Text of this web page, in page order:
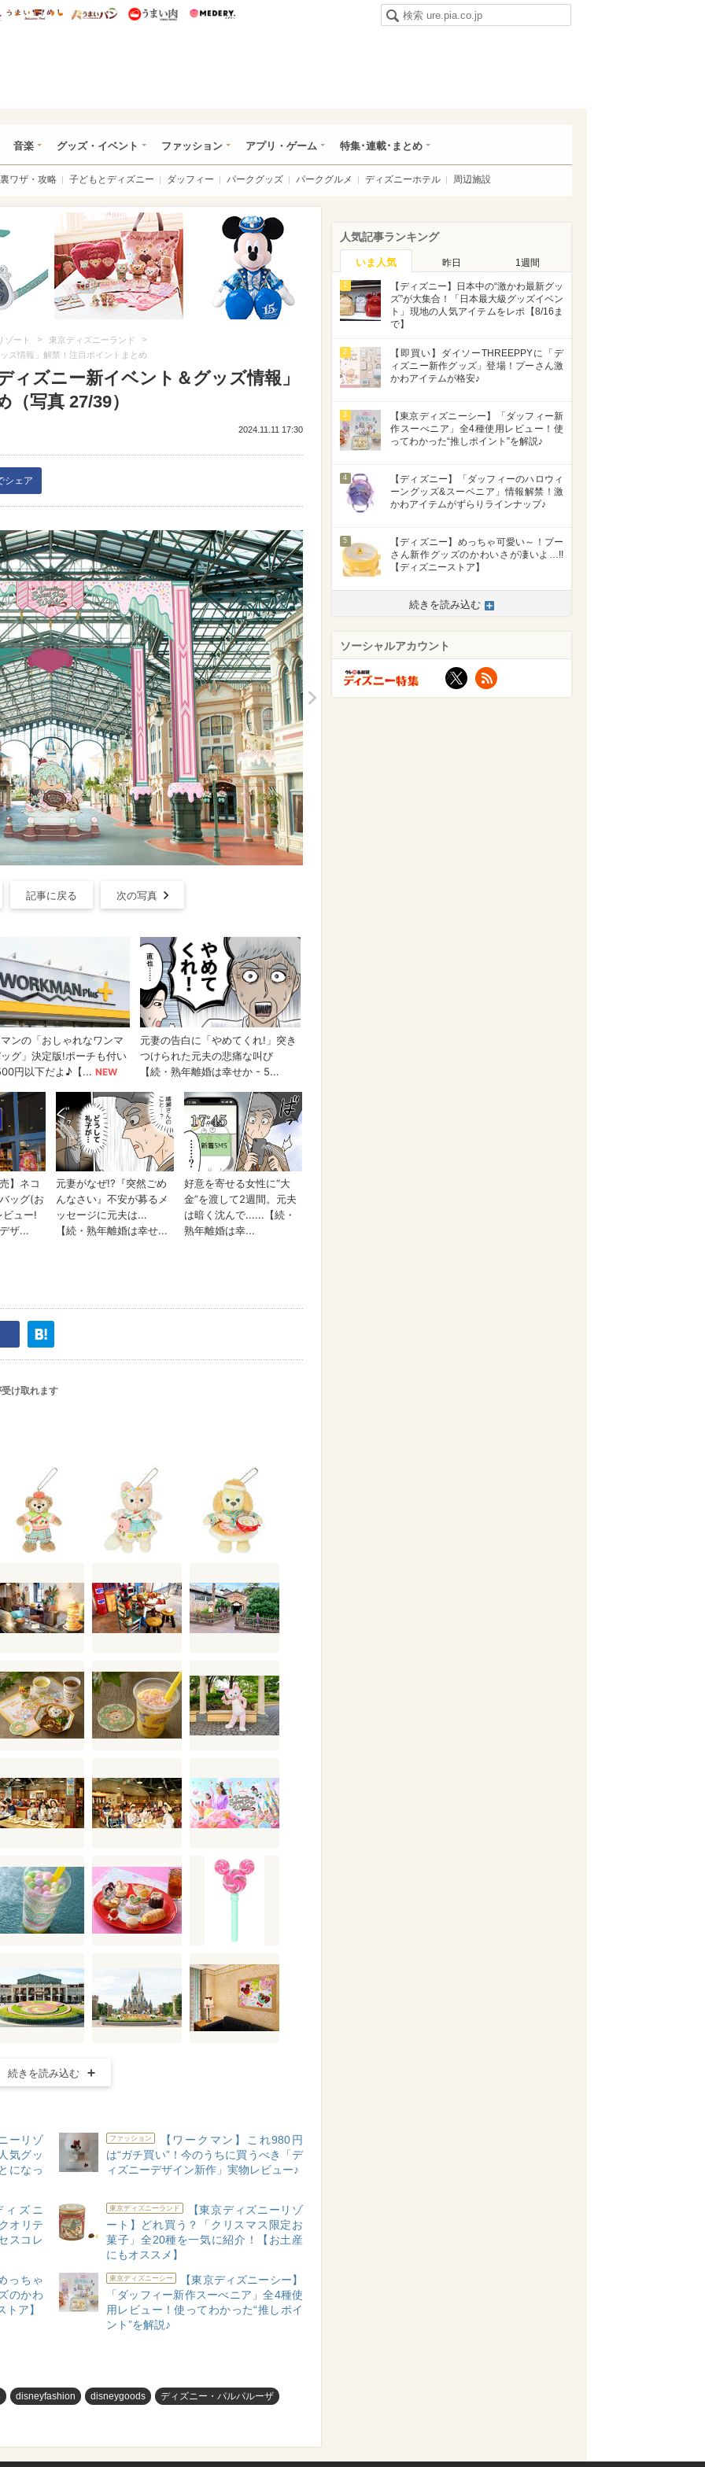
研 ディズニー特集
mimot. うまいめし うまいパン うまい肉
音楽 グッズ・イベント ファッション アプリ・ゲーム 特集･連載･まとめ
裏ワザ・攻略 子どもとディズニー ダッフィー パークグッズ パークグルメ ディズニーホテル 周辺施設
ゾート > 東京ディズニーランド >
ズ情報」解禁！注目ポイントまとめ
ィズニー新イベント＆グッズ情報」
写真 27/39）
2024.11.11 17:30
シェア
>
記事に戻る 次の写真
け取れます
続きを読み込む
ーリゾ
気グッ
になっ
ファッション
【ワークマン】これ980円
は“ガチ買い”！今のうちに買うべき「デ
ィズニーデザイン新作」実物レビュー♪
ィズニ
オリテ
スコレ
東京ディズニーランド
【東京ディズニーリゾ
ート】どれ買う？「クリスマス限定お
菓子」全20種を一気に紹介！【お土産
にもオススメ】
っちゃ
のかわ
ア】
東京ディズニーシー
【東京ディズニーシー】
「ダッフィー新作スーべニア」全4種使
用レビュー！使ってわかった“推しポイ
ント”を解説♪
disneyfashion disneygoods ディズニー・パルパルーザ
人気記事ランキング
いま人気 昨日 1週間
1
【ディズニー】日本中の“激かわ最新グッ
ズ”が大集合！「日本最大級グッズイベン
ト」現地の人気アイテムをレポ【8/16ま
で】
2
【即買い】ダイソーTHREEPPYに「デ
ィズニー新作グッズ」登場！プーさん激
かわアイテムが格安♪
3
【東京ディズニーシー】「ダッフィー新
作スーべニア」全4種使用レビュー！使
ってわかった“推しポイント”を解説♪
4
【ディズニー】「ダッフィーのハロウィ
ーングッズ&スーベニア」情報解禁！激
かわアイテムがずらりラインナップ♪
5
【ディズニー】めっちゃ可愛い～！プー
さん新作グッズのかわいさが凄いよ…!!
【ディズニーストア】
続きを読み込む
ソーシャルアカウント
X